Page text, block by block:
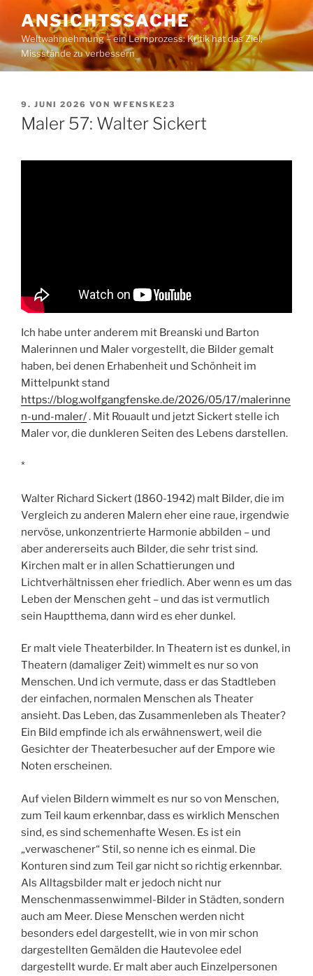
Inhalt
springen
ANSICHTSSACHE
Weltwahrnehmung – ein Lernprozess: Kritik hat das Ziel,
Missstände zu verbessern
VERÖFFENTLICHT
AM
9. JUNI 2026 VON WFENSKE23
Maler 57: Walter Sickert
Ich habe unter anderem mit Breanski und Barton
Malerinnen und Maler vorgestellt, die Bilder gemalt
haben, bei denen Erhabenheit und Schönheit im
Mittelpunkt stand
https://blog.wolfgangfenske.de/2026/05/17/malerinne
n-und-maler/. Mit Rouault und jetzt Sickert stelle ich
Maler vor, die dunkleren Seiten des Lebens darstellen.
*
Walter Richard Sickert (1860-1942) malt Bilder, die im
Vergleich zu anderen Malern eher eine raue, irgendwie
nervöse, unkonzentrierte Harmonie abbilden – und
aber andererseits auch Bilder, die sehr trist sind.
Kirchen malt er in allen Schattierungen und
Lichtverhältnissen eher friedlich. Aber wenn es um das
Leben der Menschen geht – und das ist vermutlich
sein Hauptthema, dann wird es eher dunkel.
Er malt viele Theaterbilder. In Theatern ist es dunkel, in
Theatern (damaliger Zeit) wimmelt es nur so von
Menschen. Und ich vermute, dass er das Stadtleben
der einfachen, normalen Menschen als Theater
ansieht. Das Leben, das Zusammenleben als Theater?
Ein Bild empfinde ich als erwähnenswert, weil die
Gesichter der Theaterbesucher auf der Empore wie
Noten erscheinen.
Auf vielen Bildern wimmelt es nur so von Menschen,
zum Teil kaum erkennbar, dass es wirklich Menschen
sind, es sind schemenhafte Wesen. Es ist ein
„verwaschener“ Stil, so nenne ich es einmal. Die
Konturen sind zum Teil gar nicht so richtig erkennbar.
Als Alltagsbilder malt er jedoch nicht nur
Menschenmassenwimmel-Bilder in Städten, sondern
auch am Meer. Diese Menschen werden nicht
besonders edel dargestellt, wie in von mir schon
dargestellten Gemälden die Hautevolee edel
dargestellt wurde. Er malt aber auch Einzelpersonen